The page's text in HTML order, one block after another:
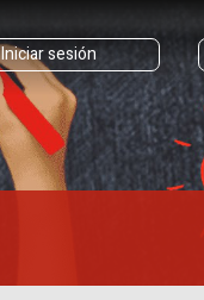
Iniciar sesión